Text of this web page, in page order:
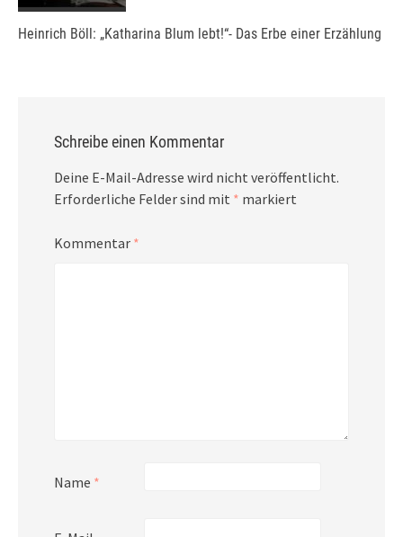
Heinrich Böll: „Katharina Blum lebt!“- Das Erbe einer Erzählung
Schreibe einen Kommentar
Deine E-Mail-Adresse wird nicht veröffentlicht.
Erforderliche Felder sind mit * markiert
Kommentar *
Name *